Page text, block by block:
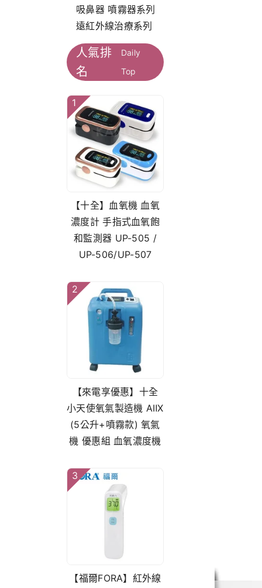
吸鼻器 噴霧器系列
遠紅外線治療系列
人氣排
名
Daily
Top
1
【十全】血氧機 血氧
濃度計 手指式血氧飽
和監測器 UP-505 /
UP-506/UP-507
2
【來電享優惠】十全
小天使氧氣製造機 AⅡX
(5公升+噴霧款) 氧氣
機 優惠組 血氧濃度機
3
【福爾FORA】紅外線